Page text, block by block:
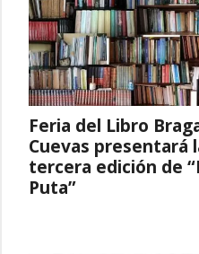
Feria del Libro
Cuevas presentará
tercera edición de
Puta”